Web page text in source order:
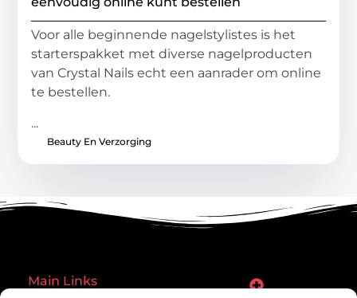
Voor alle beginnende nagelstylistes is het
starterspakket met diverse nagelproducten
van Crystal Nails echt een aanrader om online
te bestellen.
...
Beauty En Verzorging
Main Links